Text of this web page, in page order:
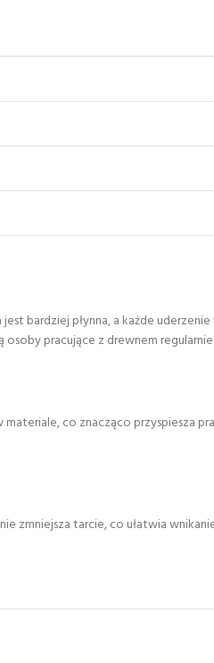
bardziej płynna, a każde
pracujące z drewnem regularnie.
co znacząco przyspiesza
tarcie, co ułatwia